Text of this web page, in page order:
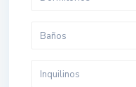
Baños
Inquilinos